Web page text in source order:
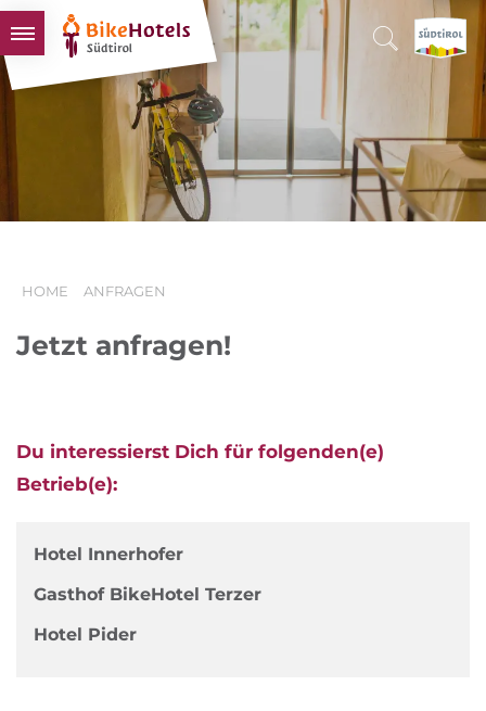
BIKEHOTELS
HOTELS & PAKETE
TOUREN & REVIERE
SÜDTIROL & WIR
HOME ANFRAGEN
Jetzt anfragen!
Du interessierst Dich für folgenden(e)
Betrieb(e):
Hotel Innerhofer
Gasthof BikeHotel Terzer
Hotel Pider